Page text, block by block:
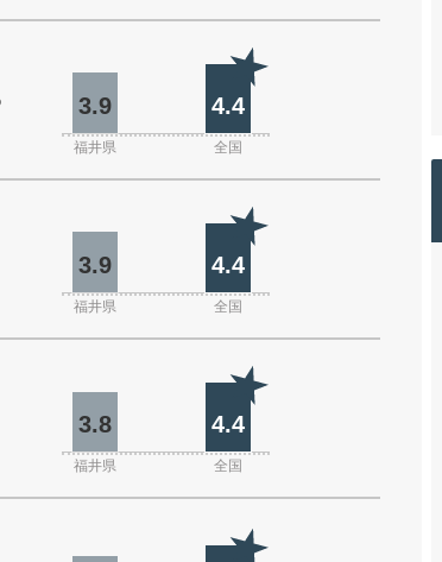
3.9 4.4
福井県 全国
3.9 4.4
福井県 全国
3.8 4.4
福井県 全国